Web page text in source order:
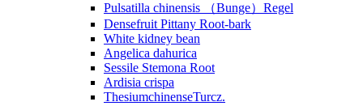
Pulsatilla chinensis （Bunge）Regel
Densefruit Pittany Root-bark
White kidney bean
Angelica dahurica
Sessile Stemona Root
Ardisia crispa
ThesiumchinenseTurcz.